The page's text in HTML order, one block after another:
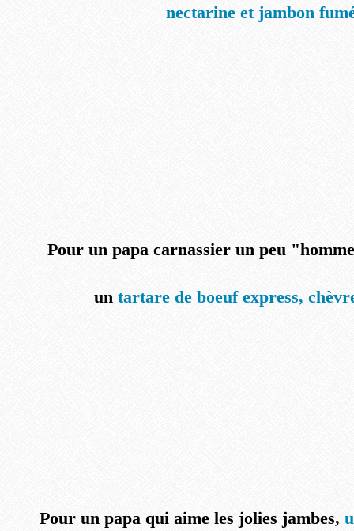
nectarine et jambon
Pour un papa carnassier un peu
untartare de boeuf express,
Pour un papa qui aime les jolies jambes,